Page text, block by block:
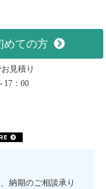
めての方
見積り
17：00
納期のご相談承り